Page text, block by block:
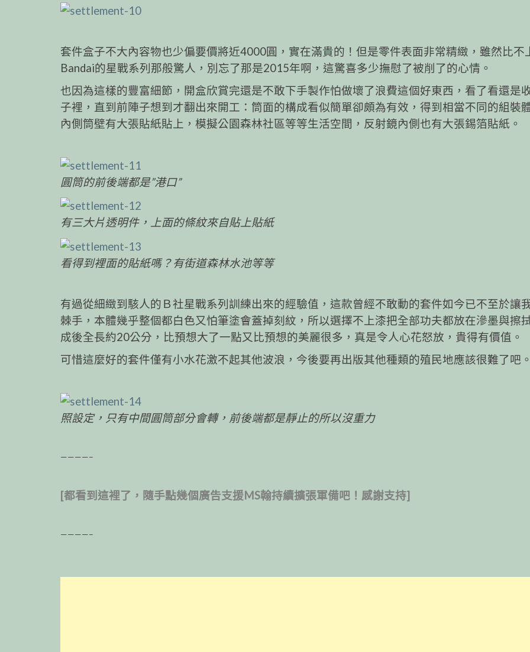
套件盒子不大內容物也少偏要價將近4000圓，實在滿貴的！但是零件表面非常精緻，雖然比不
Bandai的星戰系列那般驚人，別忘了那是2015年啊，這驚喜多少撫慰了被削了的心情。
也因為這樣的豐富細節，開盒欣賞完還是不敢下手製作怕做壞了浪費這個好東西，看了看還是
子裡，直到前陣子想到才翻出來開工：筒面的構成看似簡單卻頗為有效，得到相當不同的組裝
內側筒壁有大張貼紙貼上，模擬公園森林社區等等生活空間，反射鏡內側也有大張錫箔貼紙。
圓筒的前後端都是”港口”
有三大片透明件，上面的條紋來自貼上貼紙
看得到裡面的貼紙嗎？有街道森林水池等等
有過從細緻到駭人的Ｂ社星戰系列訓練出來的經驗值，這款曾經不敢動的套件如今已不至於讓
棘手，本體幾乎整個都白色又怕筆塗會蓋掉刻紋，所以選擇不上漆把全部功夫都放在滲墨與擦
成後全長約20公分，比預想大了一點又比預想的美麗很多，真是令人心花怒放，貴得有價值。
可惜這麼好的套件僅有小水花激不起其他波浪，今後要再出版其他種類的殖民地應該很難了吧。
照設定，只有中間圓筒部分會轉，前後端都是靜止的所以沒重力
————–
[都看到這裡了，隨手點幾個廣告支援MS翰持續擴張軍備吧！感謝支持]
————–